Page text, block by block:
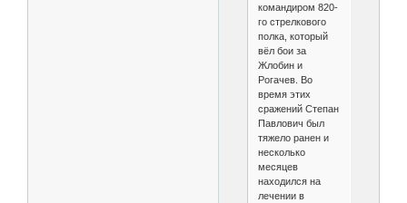
командиром 820-
го стрелкового
полка, который
вёл бои за
Жлобин и
Рогачев. Во
время этих
сражений Степан
Павлович был
тяжело ранен и
несколько
месяцев
находился на
лечении в